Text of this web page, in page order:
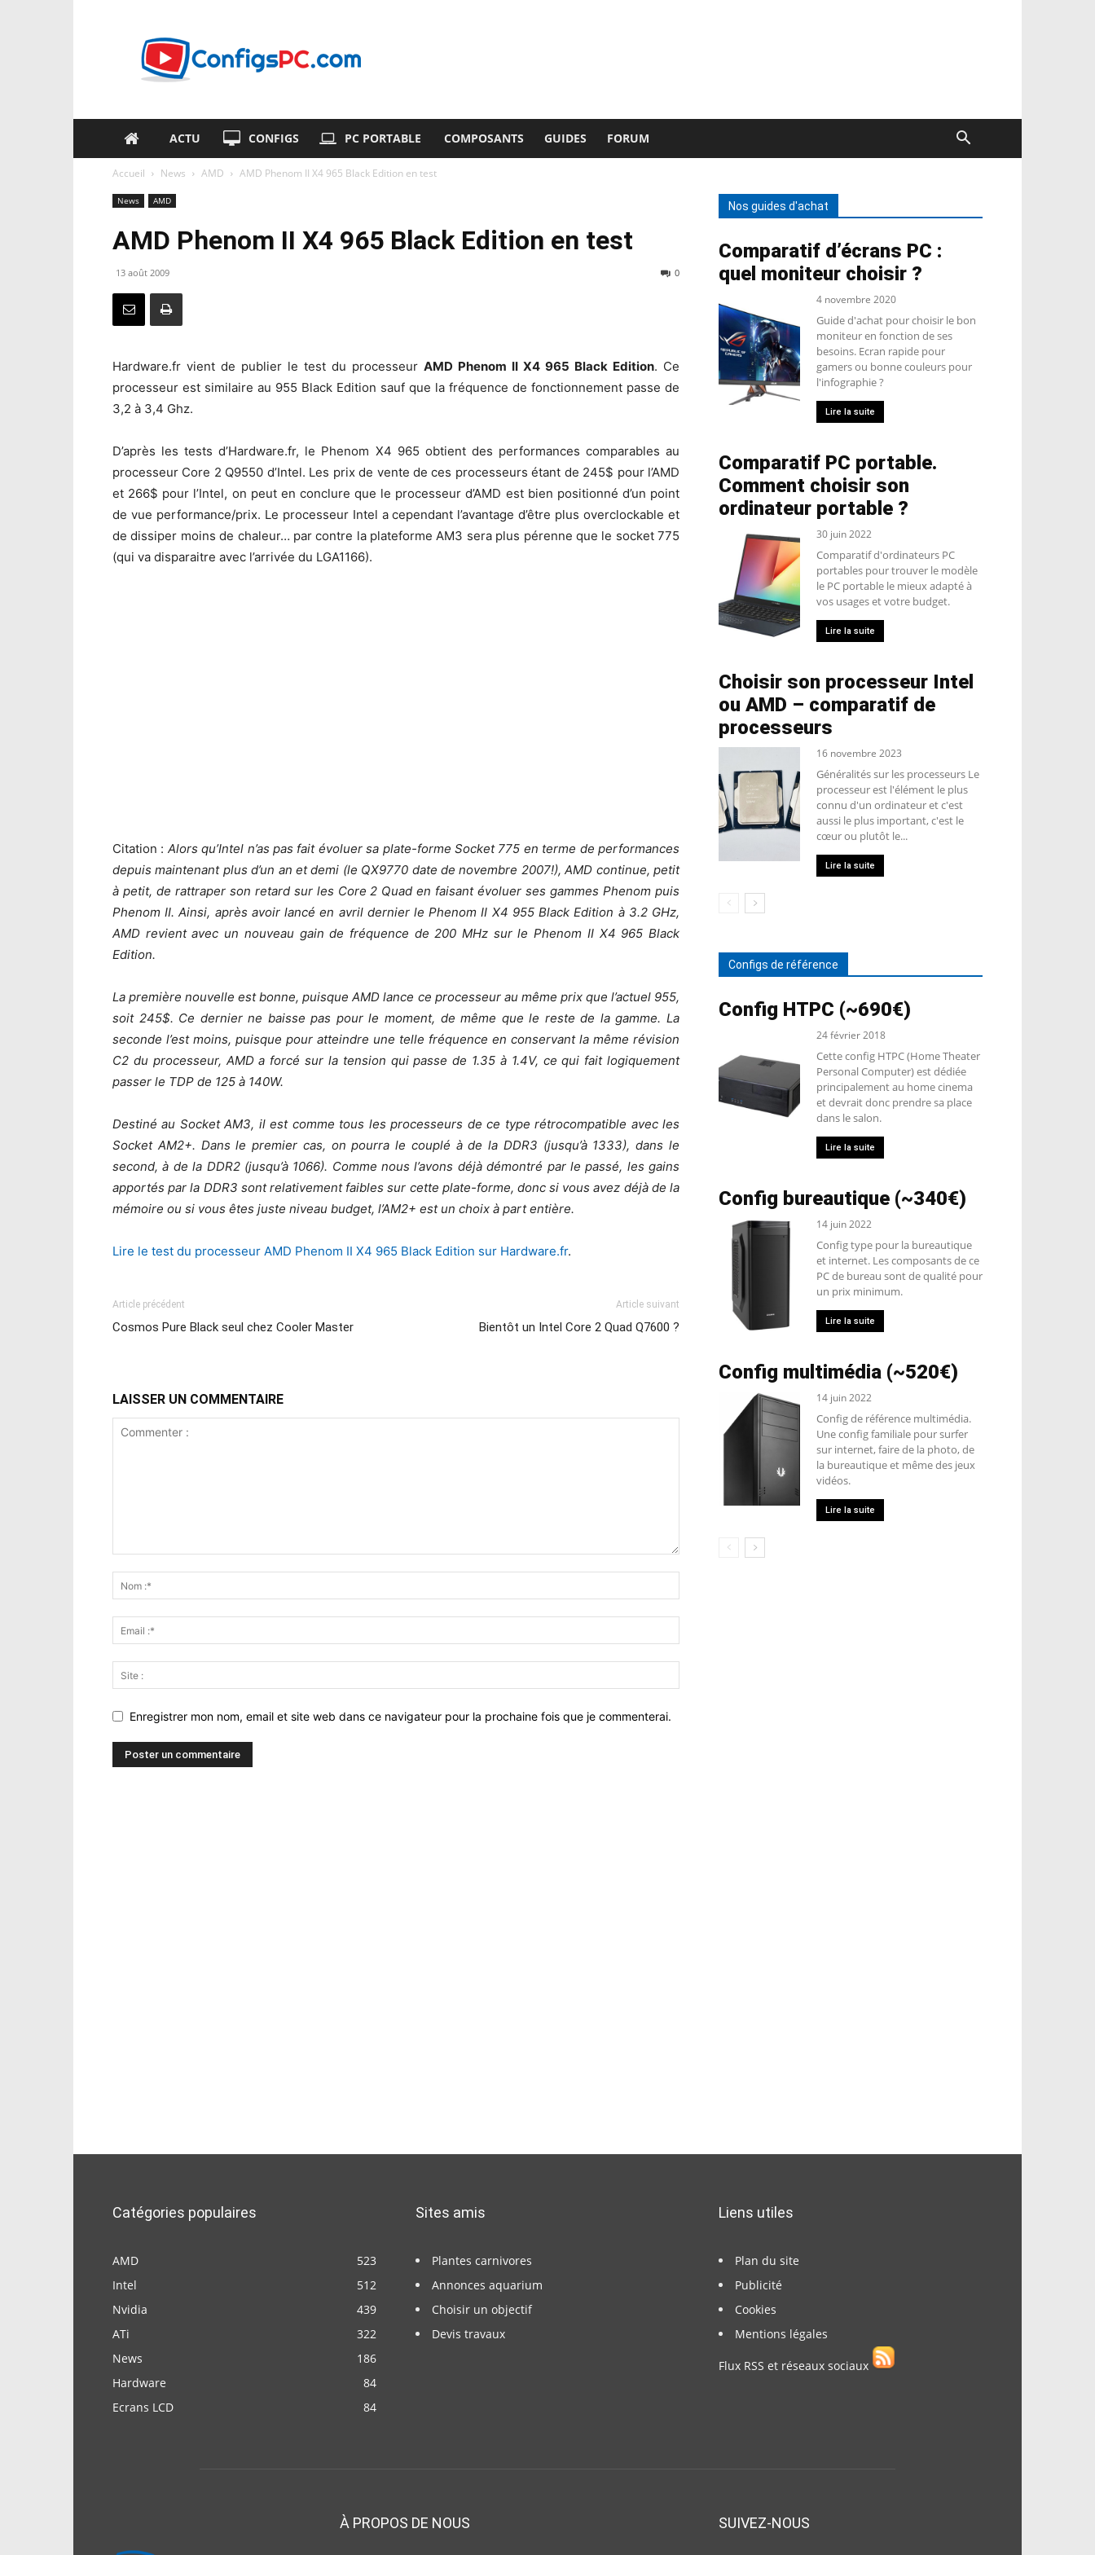
ACTU CONFIGS PC PORTABLE COMPOSANTS GUIDES FORUM
Accueil News AMD AMD Phenom II X4 965 Black Edition en test
News AMD
AMD Phenom II X4 965 Black Edition en test
13 août 2009 0
Hardware.fr vient de publier le test du processeur AMD Phenom II X4 965 Black Edition. Ce
processeur est similaire au 955 Black Edition sauf que la fréquence de fonctionnement passe de
3,2 à 3,4 Ghz.
D’après les tests d’Hardware.fr, le Phenom X4 965 obtient des performances comparables au
processeur Core 2 Q9550 d’Intel. Les prix de vente de ces processeurs étant de 245$ pour l’AMD
et 266$ pour l’Intel, on peut en conclure que le processeur d’AMD est bien positionné d’un point
de vue performance/prix. Le processeur Intel a cependant l’avantage d’être plus overclockable et
de dissiper moins de chaleur… par contre la plateforme AM3 sera plus pérenne que le socket 775
(qui va disparaitre avec l’arrivée du LGA1166).
Citation : Alors qu’Intel n’as pas fait évoluer sa plate-forme Socket 775 en terme de performances
depuis maintenant plus d’un an et demi (le QX9770 date de novembre 2007!), AMD continue, petit
à petit, de rattraper son retard sur les Core 2 Quad en faisant évoluer ses gammes Phenom puis
Phenom II. Ainsi, après avoir lancé en avril dernier le Phenom II X4 955 Black Edition à 3.2 GHz,
AMD revient avec un nouveau gain de fréquence de 200 MHz sur le Phenom II X4 965 Black
Edition.
La première nouvelle est bonne, puisque AMD lance ce processeur au même prix que l’actuel 955,
soit 245$. Ce dernier ne baisse pas pour le moment, de même que le reste de la gamme. La
seconde l’est moins, puisque pour atteindre une telle fréquence en conservant la même révision
C2 du processeur, AMD a forcé sur la tension qui passe de 1.35 à 1.4V, ce qui fait logiquement
passer le TDP de 125 à 140W.
Destiné au Socket AM3, il est comme tous les processeurs de ce type rétrocompatible avec les
Socket AM2+. Dans le premier cas, on pourra le couplé à de la DDR3 (jusqu’à 1333), dans le
second, à de la DDR2 (jusqu’à 1066). Comme nous l’avons déjà démontré par le passé, les gains
apportés par la DDR3 sont relativement faibles sur cette plate-forme, donc si vous avez déjà de la
mémoire ou si vous êtes juste niveau budget, l’AM2+ est un choix à part entière.
Lire le test du processeur AMD Phenom II X4 965 Black Edition sur Hardware.fr.
Article précédent
Cosmos Pure Black seul chez Cooler Master
Article suivant
Bientôt un Intel Core 2 Quad Q7600 ?
LAISSER UN COMMENTAIRE
Enregistrer mon nom, email et site web dans ce navigateur pour la prochaine fois que je commenterai.
Nos guides d'achat
Comparatif d’écrans PC :
quel moniteur choisir ?
4 novembre 2020
Guide d'achat pour choisir le bon
moniteur en fonction de ses
besoins. Ecran rapide pour
gamers ou bonne couleurs pour
l'infographie ?
Lire la suite
Comparatif PC portable.
Comment choisir son
ordinateur portable ?
30 juin 2022
Comparatif d'ordinateurs PC
portables pour trouver le modèle
le PC portable le mieux adapté à
vos usages et votre budget.
Lire la suite
Choisir son processeur Intel
ou AMD – comparatif de
processeurs
16 novembre 2023
Généralités sur les processeurs Le
processeur est l'élément le plus
connu d'un ordinateur et c'est
aussi le plus important, c'est le
cœur ou plutôt le...
Lire la suite
Configs de référence
Config HTPC (~690€)
24 février 2018
Cette config HTPC (Home Theater
Personal Computer) est dédiée
principalement au home cinema
et devrait donc prendre sa place
dans le salon.
Lire la suite
Config bureautique (~340€)
14 juin 2022
Config type pour la bureautique
et internet. Les composants de ce
PC de bureau sont de qualité pour
un prix minimum.
Lire la suite
Config multimédia (~520€)
14 juin 2022
Config de référence multimédia.
Une config familiale pour surfer
sur internet, faire de la photo, de
la bureautique et même des jeux
vidéos.
Lire la suite
Catégories populaires
AMD
523
Intel
512
Nvidia
439
ATi
322
News
186
Hardware
84
Ecrans LCD
84
Sites amis
Plantes carnivores
Annonces aquarium
Choisir un objectif
Devis travaux
Liens utiles
Plan du site
Publicité
Cookies
Mentions légales
Flux RSS et réseaux sociaux
À PROPOS DE NOUS SUIVEZ-NOUS